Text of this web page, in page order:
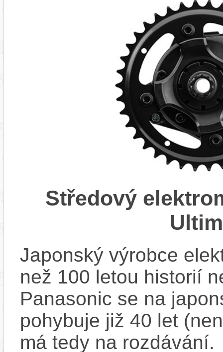
Středový
Japonský výrobce
než 100 letou historií
Panasonic se na
pohybuje již 40 let
má tedy na rozdávání.